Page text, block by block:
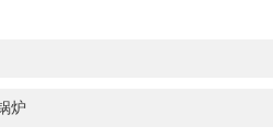
炉